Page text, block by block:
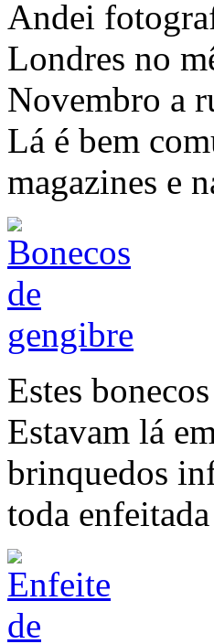
Andei
Londres no
Novembro a
Lá é bem
magazines e
Estes
Estavam lá
brinquedos
toda